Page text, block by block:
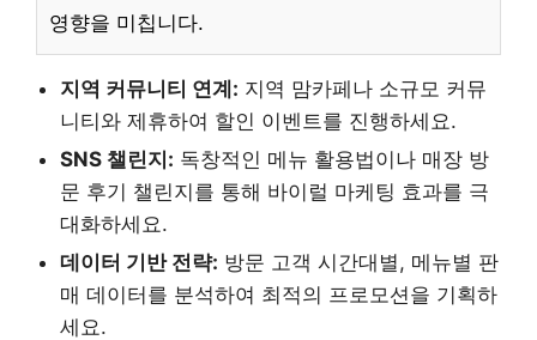
영향을 미칩니다.
지역 커뮤니티 연계: 지역 맘카페나 소규모 커뮤
니티와 제휴하여 할인 이벤트를 진행하세요.
SNS 챌린지: 독창적인 메뉴 활용법이나 매장 방
문 후기 챌린지를 통해 바이럴 마케팅 효과를 극
대화하세요.
데이터 기반 전략: 방문 고객 시간대별, 메뉴별 판
매 데이터를 분석하여 최적의 프로모션을 기획하
세요.